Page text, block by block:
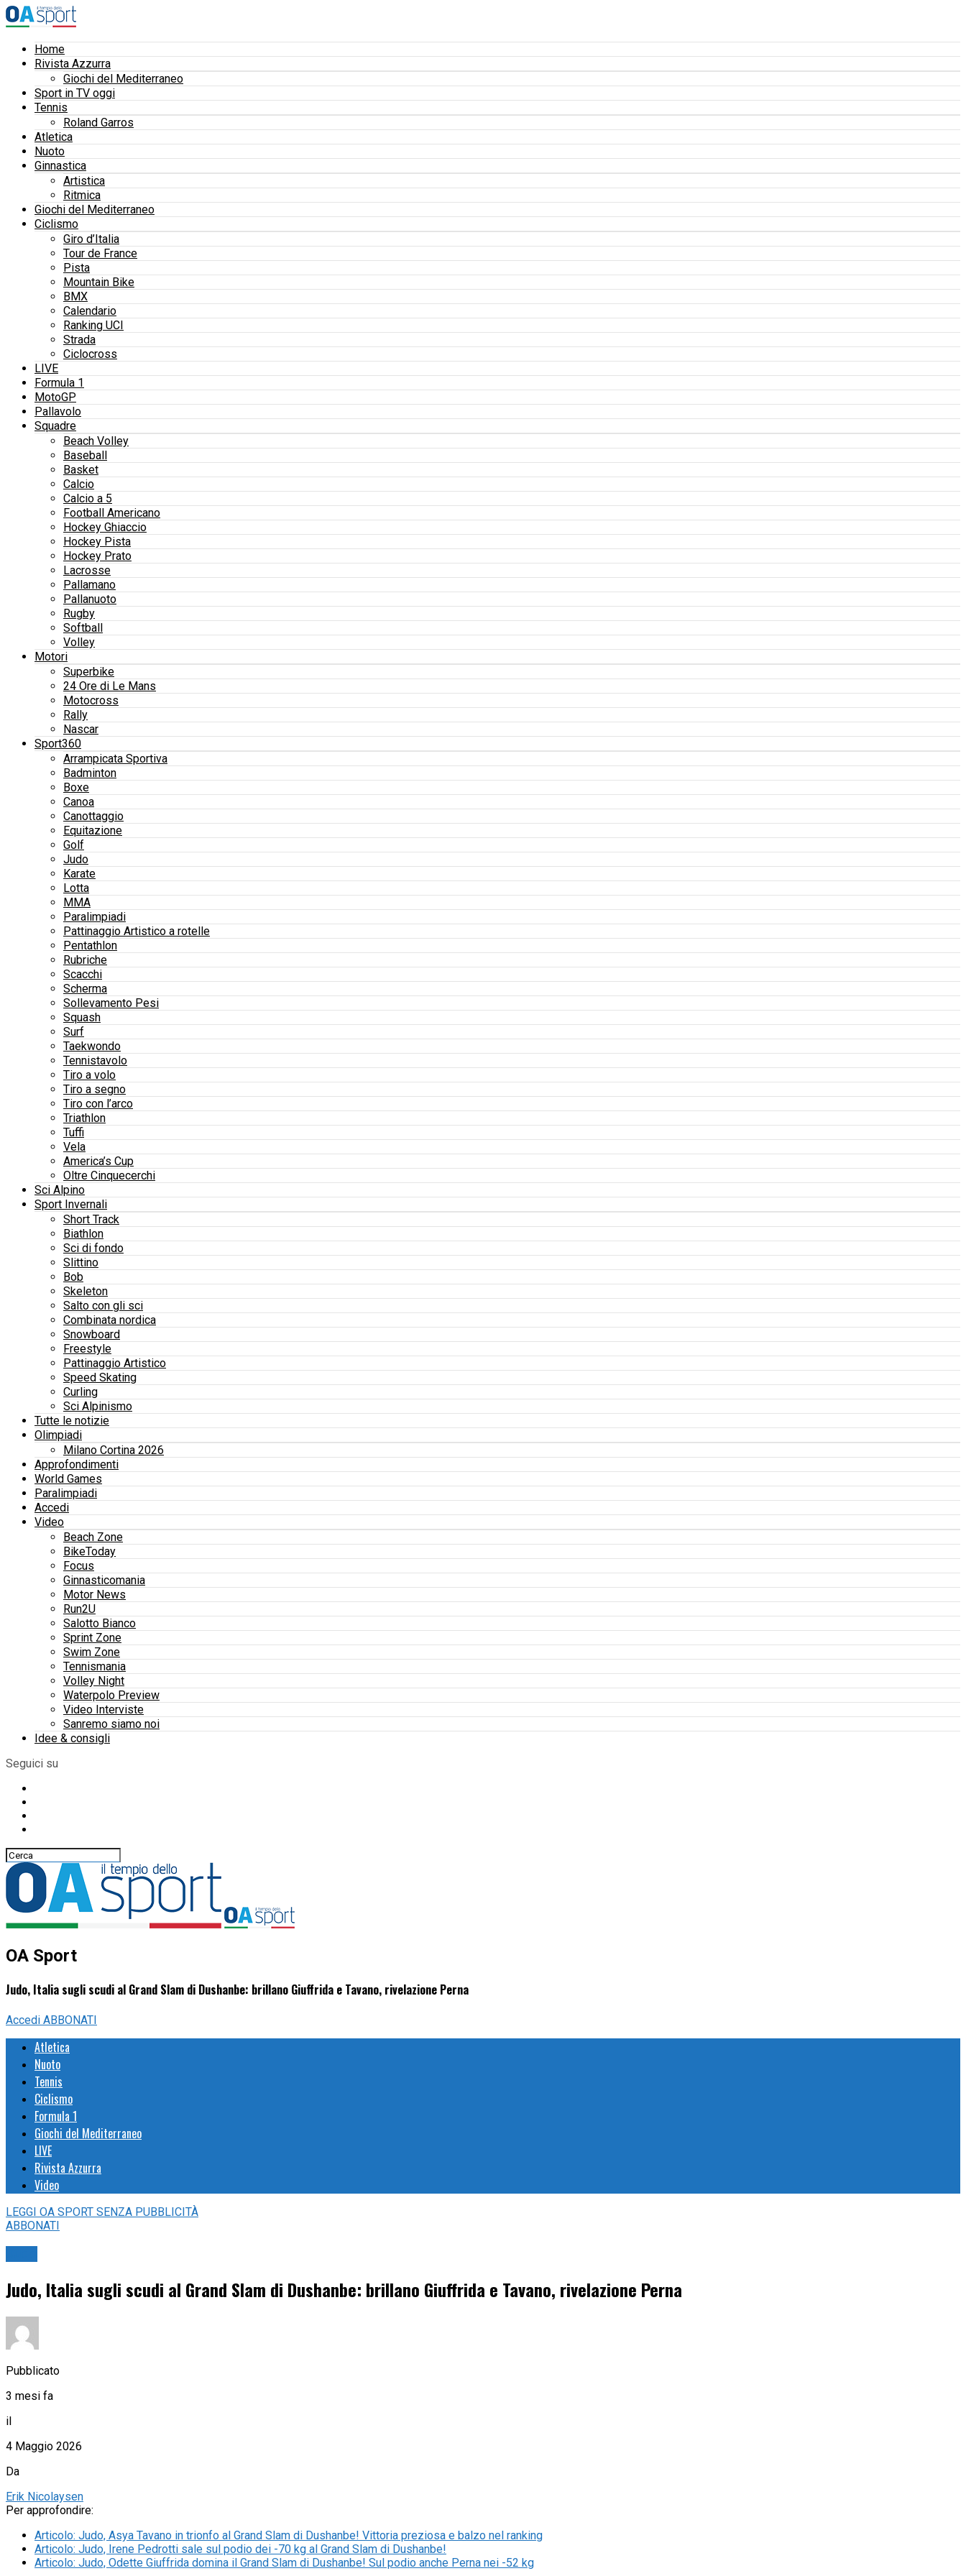
Home
Rivista Azzurra
Giochi del Mediterraneo
Sport in TV oggi
Tennis
Roland Garros
Atletica
Nuoto
Ginnastica
Artistica
Ritmica
Giochi del Mediterraneo
Ciclismo
Giro d’Italia
Tour de France
Pista
Mountain Bike
BMX
Calendario
Ranking UCI
Strada
Ciclocross
LIVE
Formula 1
MotoGP
Pallavolo
Squadre
Beach Volley
Baseball
Basket
Calcio
Calcio a 5
Football Americano
Hockey Ghiaccio
Hockey Pista
Hockey Prato
Lacrosse
Pallamano
Pallanuoto
Rugby
Softball
Volley
Motori
Superbike
24 Ore di Le Mans
Motocross
Rally
Nascar
Sport360
Arrampicata Sportiva
Badminton
Boxe
Canoa
Canottaggio
Equitazione
Golf
Judo
Karate
Lotta
MMA
Paralimpiadi
Pattinaggio Artistico a rotelle
Pentathlon
Rubriche
Scacchi
Scherma
Sollevamento Pesi
Squash
Surf
Taekwondo
Tennistavolo
Tiro a volo
Tiro a segno
Tiro con l’arco
Triathlon
Tuffi
Vela
America’s Cup
Oltre Cinquecerchi
Sci Alpino
Sport Invernali
Short Track
Biathlon
Sci di fondo
Slittino
Bob
Skeleton
Salto con gli sci
Combinata nordica
Snowboard
Freestyle
Pattinaggio Artistico
Speed Skating
Curling
Sci Alpinismo
Tutte le notizie
Olimpiadi
Milano Cortina 2026
Approfondimenti
World Games
Paralimpiadi
Accedi
Video
Beach Zone
BikeToday
Focus
Ginnasticomania
Motor News
Run2U
Salotto Bianco
Sprint Zone
Swim Zone
Tennismania
Volley Night
Waterpolo Preview
Video Interviste
Sanremo siamo noi
Idee & consigli
Seguici su
OA Sport
Judo, Italia sugli scudi al Grand Slam di Dushanbe: brillano Giuffrida e Tavano, rivelazione Perna
Accedi ABBONATI
Atletica
Nuoto
Tennis
Ciclismo
Formula 1
Giochi del Mediterraneo
LIVE
Rivista Azzurra
Video
LEGGI OA SPORT SENZA PUBBLICITÀ
ABBONATI
Judo, Italia sugli scudi al Grand Slam di Dushanbe: brillano Giuffrida e Tavano, rivelazione Perna
Pubblicato
3 mesi fa
il
4 Maggio 2026
Da
Erik Nicolaysen
Per approfondire:
Articolo: Judo, Asya Tavano in trionfo al Grand Slam di Dushanbe! Vittoria preziosa e balzo nel ranking
Articolo: Judo, Irene Pedrotti sale sul podio dei -70 kg al Grand Slam di Dushanbe!
Articolo: Judo, Odette Giuffrida domina il Grand Slam di Dushanbe! Sul podio anche Perna nei -52 kg